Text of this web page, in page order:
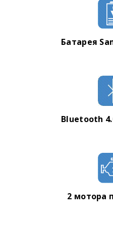
Батарея
Bluetooth
2 мотора